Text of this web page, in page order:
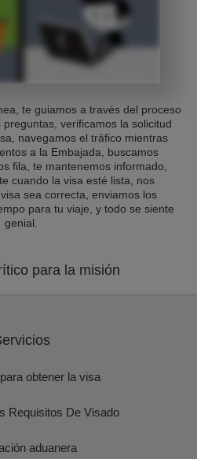
te guiamos a través del proceso
verificamos la solicitud
navegamos el tráfico mientras
a la Embajada, buscamos
fila, te mantenemos informado,
cuando la visa esté lista, nos
sea correcta, enviamos los
para tu viaje, y todo se siente
genial.
para la misión
obtener la visa
Requisitos De Visado
aduanera